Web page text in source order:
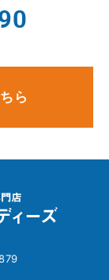
ら